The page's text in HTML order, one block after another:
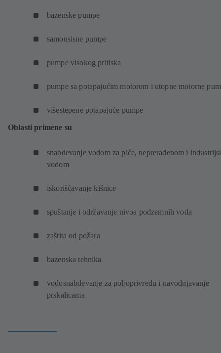
bazenske pumpe
samousisne pumpe
pumpe visokog pritiska
pumpe sa potapajućim motorom i utopne motorne
višestepene potapajuće pumpe
Oblasti primene su
snabdevanje vodom za piće, neprerađenom i
vodom
iskorišćavanje kišnice
spuštanje i održavanje nivoa podzemnih voda
zaštita od požara
bazenska tehnika
vodosnabdevanje za poljoprivredu i navodnjavanje
prskalicama